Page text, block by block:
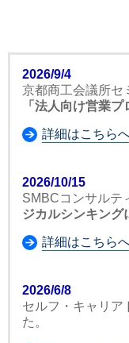
2026/9/4
京都商工会議所セ
「法人向け営業
詳細はこちら
2026/10/15
SMBCコンサルテ
ジカルシンキング
詳細はこちら
2026/6/8
セルフ・キャリア
た。